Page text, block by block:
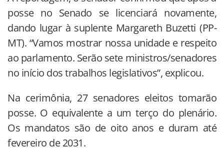
posse no Senado se licenciará novamente,
dando lugar à suplente Margareth Buzetti (PP-
MT). “Vamos mostrar nossa unidade e respeito
ao parlamento. Serão sete ministros/senadores
no início dos trabalhos legislativos”, explicou.
Na cerimônia, 27 senadores eleitos tomarão
posse. O equivalente a um terço do plenário.
Os mandatos são de oito anos e duram até
fevereiro de 2031.